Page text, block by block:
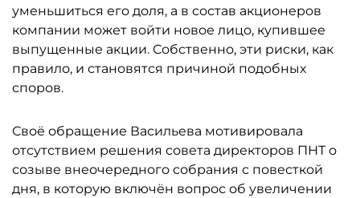
уменьшиться его доля, а в состав акционеров
компании может войти новое лицо, купившее
выпущенные акции. Собственно, эти риски, как
правило, и становятся причиной подобных
споров.
Своё обращение Васильева мотивировала
отсутствием решения совета директоров ПНТ о
созыве внеочередного собрания с повесткой
дня, в которую включён вопрос об увеличении